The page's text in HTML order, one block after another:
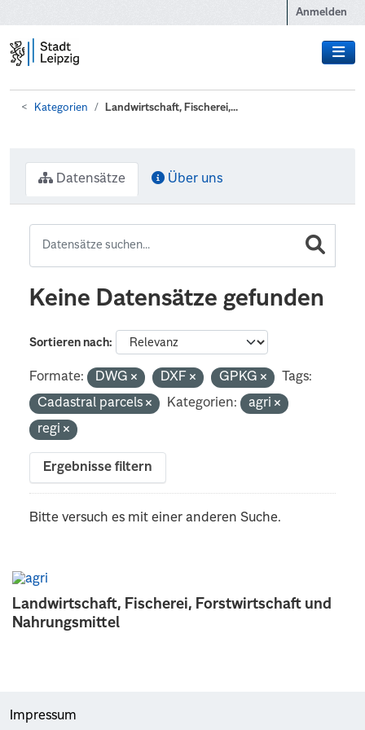
Anmelden
Kategorien Landwirtschaft, Fischerei,...
Landwirtschaft, Fischerei, Forstwirtschaft und
Nahrungsmittel
Datensätze Über uns
Keine Datensätze gefunden
Sortieren nach
Formate: DWG DXF GPKG
Tags:
Cadastral parcels
Kategorien:
agri
regi
Ergebnisse filtern
Bitte versuch es mit einer anderen Suche.
Impressum